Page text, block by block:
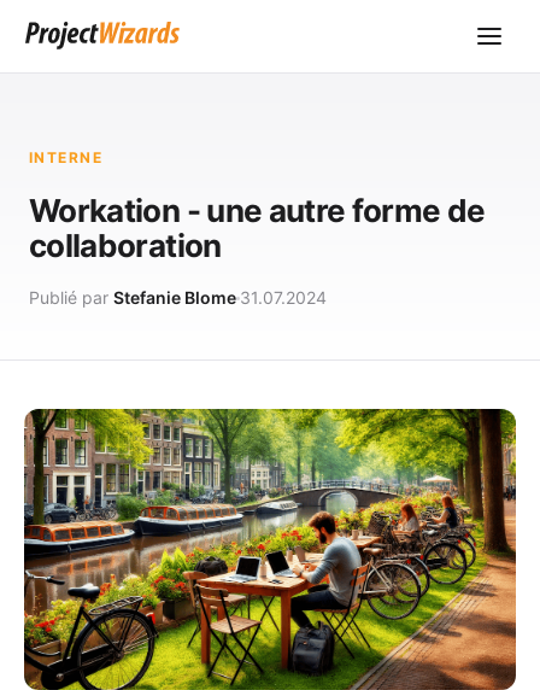
INTERNE
Workation - une autre forme de
collaboration
Publié par Stefanie Blome 31.07.2024